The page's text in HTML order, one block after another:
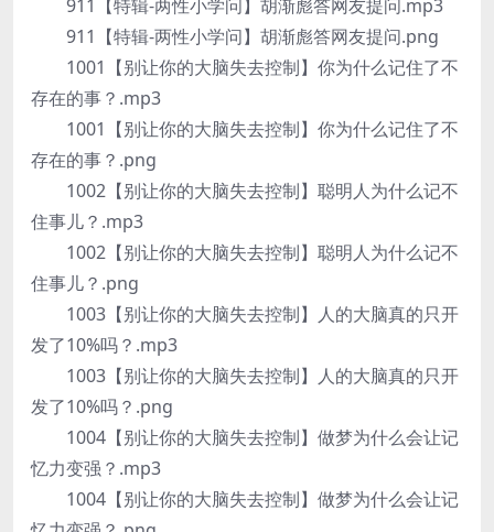
911【特辑-两性小学问】胡渐彪答网友提问.mp3
911【特辑-两性小学问】胡渐彪答网友提问.png
1001【别让你的大脑失去控制】你为什么记住了不
存在的事？.mp3
1001【别让你的大脑失去控制】你为什么记住了不
存在的事？.png
1002【别让你的大脑失去控制】聪明人为什么记不
住事儿？.mp3
1002【别让你的大脑失去控制】聪明人为什么记不
住事儿？.png
1003【别让你的大脑失去控制】人的大脑真的只开
发了10%吗？.mp3
1003【别让你的大脑失去控制】人的大脑真的只开
发了10%吗？.png
1004【别让你的大脑失去控制】做梦为什么会让记
忆力变强？.mp3
1004【别让你的大脑失去控制】做梦为什么会让记